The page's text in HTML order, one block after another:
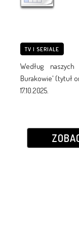
TV I SERIALE
Według
Burakowie' (tytuł
17.10.2025.